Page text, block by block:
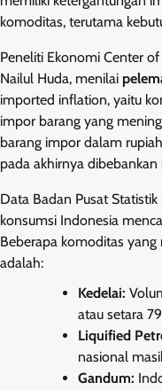
komoditas, terutama
Peneliti Ekonomi Center
Nailul Huda, menilai
imported inflation, yaitu
impor barang yang
barang impor dalam
pada akhirnya
Data Badan Pusat
konsumsi Indonesia
Beberapa komoditas
adalah:
Kedelai:
atau setara
Liquified
nasional
Gandum: